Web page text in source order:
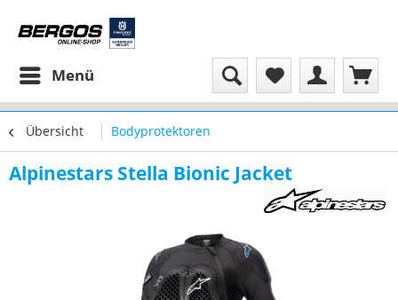
Menü
Übersicht Bodyprotektoren
Alpinestars Stella Bionic Jacket